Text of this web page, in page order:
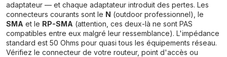
adaptateur — et chaque adaptateur introduit des pertes. Les
connecteurs courants sont le N (outdoor professionnel), le
SMA et le RP-SMA (attention, ces deux-là ne sont PAS
compatibles entre eux malgré leur ressemblance). L'impédance
standard est 50 Ohms pour quasi tous les équipements réseau.
Vérifiez le connecteur de votre routeur, point d'accès ou